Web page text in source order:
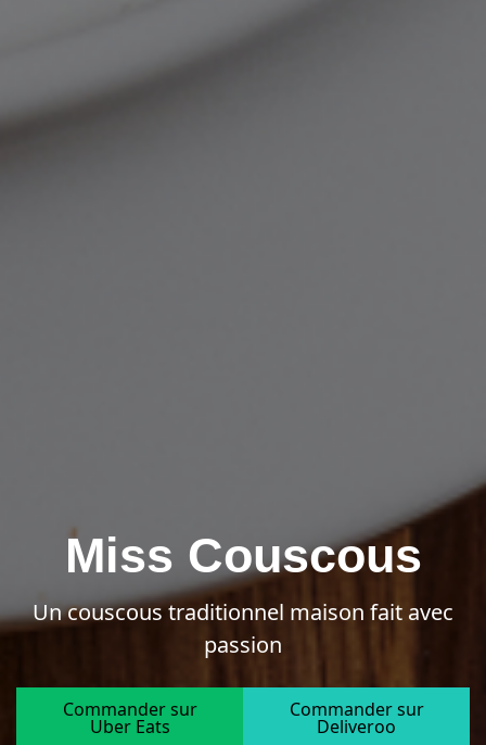
Miss Couscous
Un couscous traditionnel maison fait avec
passion
Commander sur
Uber Eats
Commander sur
Deliveroo